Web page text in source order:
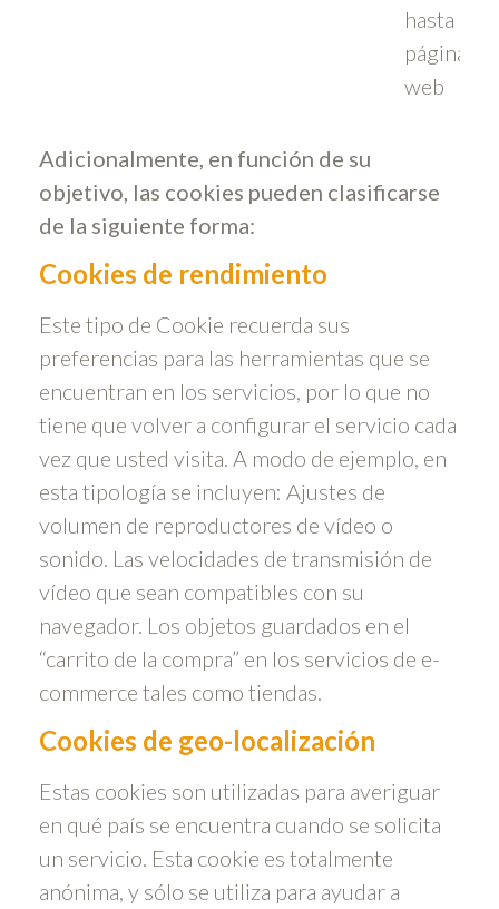
hasta la
página
web
Adicionalmente, en función de su
objetivo, las cookies pueden clasificarse
de la siguiente forma:
Cookies de rendimiento
Este tipo de Cookie recuerda sus
preferencias para las herramientas que se
encuentran en los servicios, por lo que no
tiene que volver a configurar el servicio cada
vez que usted visita. A modo de ejemplo, en
esta tipología se incluyen: Ajustes de
volumen de reproductores de vídeo o
sonido. Las velocidades de transmisión de
vídeo que sean compatibles con su
navegador. Los objetos guardados en el
“carrito de la compra” en los servicios de e-
commerce tales como tiendas.
Cookies de geo-localización
Estas cookies son utilizadas para averiguar
en qué país se encuentra cuando se solicita
un servicio. Esta cookie es totalmente
anónima, y sólo se utiliza para ayudar a